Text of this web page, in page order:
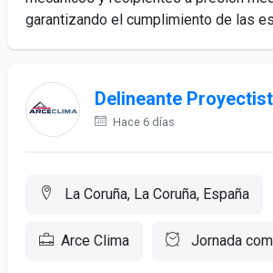
garantizando el cumplimiento de las
Delineante
Hace 6 días
La Coruña, La Coruña, España
Arce Clima Jornada